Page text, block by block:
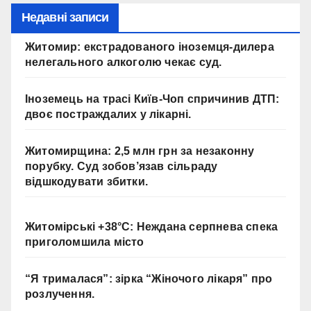
т
и
ц
і
Ю
Н
С
Е
Ф
д
о
т
у
Недавні записи
Житомир: екстрадованого іноземця-дилера
нелегального алкоголю чекає суд.
Іноземець на трасі Київ-Чоп спричинив ДТП:
двоє постраждалих у лікарні.
Житомирщина: 2,5 млн грн за незаконну
порубку. Суд зобов’язав сільраду
відшкодувати збитки.
Житомірські +38°C: Неждана серпнева спека
приголомшила місто
“Я трималася”: зірка “Жіночого лікаря” про
розлучення.